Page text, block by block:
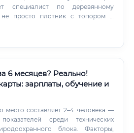
специалист по деревянному
просто плотник с топором и
6 месяцев? Реально!
зарплаты, обучение и
место составляет 2–4 человека —
среди технических
блока. Факторы,